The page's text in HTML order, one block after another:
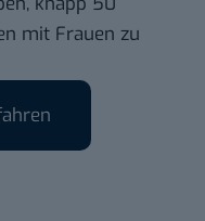
mit Frauen zu